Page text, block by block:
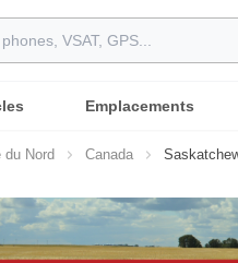
Emplacements
du Nord Canada